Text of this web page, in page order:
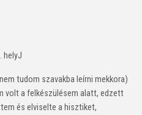
helyJ
tudom szavakba leírni mekkora)
volt a felkészülésem alatt, edzett
és elviselte a hisztiket,